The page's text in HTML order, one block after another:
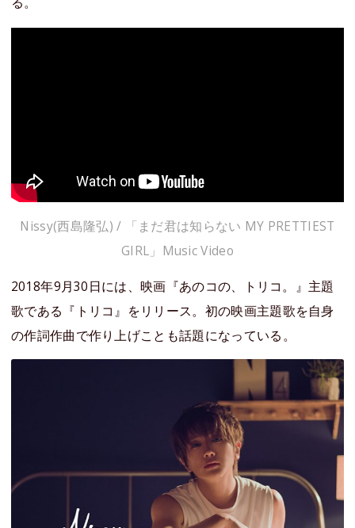
Nissy(西島隆弘) / 「まだ君は知らない MY PRETTIEST
GIRL」Music Video
2018年9月30日には、映画『あのコの、トリコ。』主題
歌である『トリコ』をリリース。初の映画主題歌を自身
の作詞作曲で作り上げことも話題になっている。